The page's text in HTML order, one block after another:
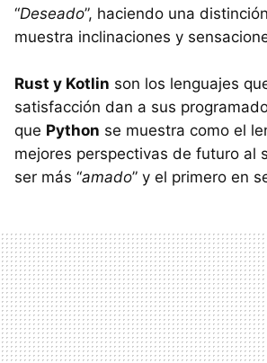
“Deseado”, haciendo una
muestra inclinaciones y
Rust y Kotlin son los lenguajes
satisfacción dan a sus
que Python se muestra como el
mejores perspectivas de futuro al
ser más “amado” y el primero en